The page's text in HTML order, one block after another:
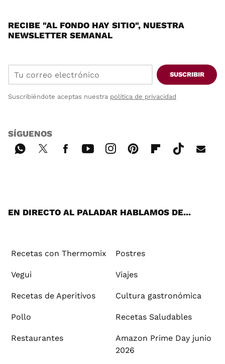
RECIBE "AL FONDO HAY SITIO", NUESTRA
NEWSLETTER SEMANAL
SUSCRIBIR
Suscribiéndote aceptas nuestra política de privacidad
SÍGUENOS
EN DIRECTO AL PALADAR HABLAMOS DE...
Recetas con Thermomix Postres
Vegui Viajes
Recetas de Aperitivos Cultura gastronómica
Pollo Recetas Saludables
Restaurantes
Amazon Prime Day junio
2026